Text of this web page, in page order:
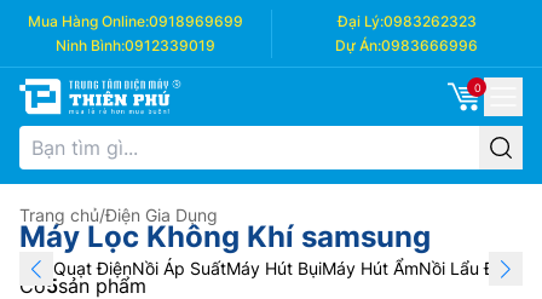
Mua Hàng Online:0918969699 Đại Lý:0983262323
Ninh Bình:0912339019 Dự Án:0983666996
0
Trang chủ/Điện Gia Dụng
Máy Lọc Không Khí samsung
Quạt ĐiệnNồi Áp SuấtMáy Hút BụiMáy Hút ẨmNồi Lẩu Điện
Có5sản phẩm